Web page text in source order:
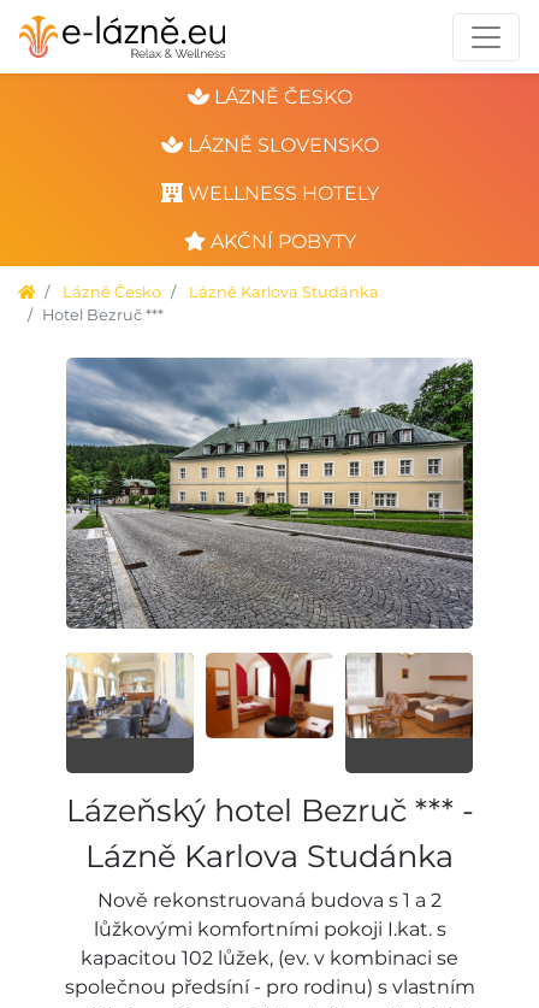
LÁZNĚ ČESKO
LÁZNĚ SLOVENSKO
WELLNESS HOTELY
AKČNÍ POBYTY
Lázně Česko
Lázně Karlova Studánka
Hotel Bezruč ***
Lázeňský hotel Bezruč *** -
Lázně Karlova Studánka
Nově rekonstruovaná budova s 1 a 2
lůžkovými komfortními pokoji I.kat. s
kapacitou 102 lůžek, (ev. v kombinaci se
společnou předsíní - pro rodinu) s vlastním